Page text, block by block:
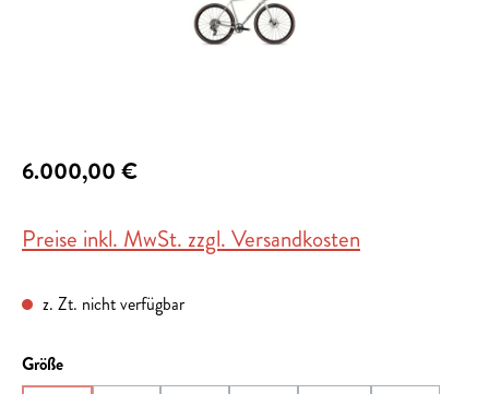
6.000,00 €
Preise inkl. MwSt. zzgl. Versandkosten
z. Zt. nicht verfügbar
Größeauswählen